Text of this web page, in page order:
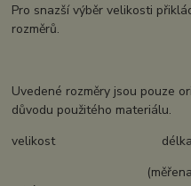
Pro snazší výběr velikosti
rozměrů.
Uvedené rozměry jsou pouze
důvodu použitého materiálu.
velikost délka
(měřena od